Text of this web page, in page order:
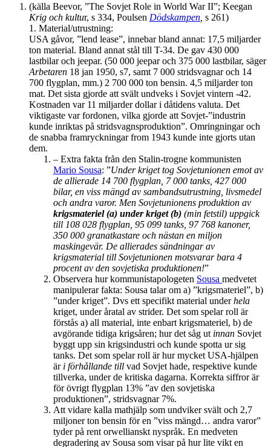
(källa Beevor, ”The Sovjet Role in World War II”; Keegan
Krig och kultur, s 334, Poulsen Dödskampen s 261)
1. Material/utrustning:
USA gåvor, ”lend lease”, innebar bland annat: 17,5 miljarder
ton material. Bland annat stål till T-34. De gav 430 000
lastbilar och jeepar. (50 000 jeepar och 375 000 lastbilar, säger
Arbetaren 18 jan 1950, s7, samt 7 000 stridsvagnar och 14
700 flygplan, mm.) 2 700 000 ton bensin. 4,5 miljarder ton
mat. Det sista gjorde att svält undveks i Sovjet vintern -42.
Kostnaden var 11 miljarder dollar i dåtidens valuta. Det
viktigaste var fordonen, vilka gjorde att Sovjet-”industrin
kunde inriktas på stridsvagnsproduktion”. Omringningar och
de snabba framryckningar from 1943 kunde inte gjorts utan
dem.
– Extra fakta från den Stalin-trogne kommunisten
Mario Sousa: ”Under kriget tog Sovjetunionen emot av
de allierade 14 700 flygplan, 7 000 tanks, 427 000
bilar, en viss mängd av sambandsutrustning, livsmedel
och andra varor. Men Sovjetunionens produktion av
krigsmateriel (a) under kriget (b) (min fetstil) uppgick
till 108 028 flygplan, 95 099 tanks, 97 768 kanoner,
350 000 granatkastare och nästan en miljon
maskingevär. De allierades sändningar av
krigsmaterial till Sovjetunionen motsvarar bara 4
procent av den sovjetiska produktionen!”
Observera hur kommunistapologeten Sousa medvetet
manipulerar fakta: Sousa talar om a) ”krigsmateriel”, b)
”under kriget”. Dvs ett specifikt material underhela
kriget, under åratal av strider. Det som spelar roll är
förstås a) all material, inte enbart krigsmateriel, b) de
avgörande tidiga krigsåren; hur det såg ut innan Sovjet
byggt upp sin krigsindustri och kunde spotta ur sig
tanks. Det som spelar roll är hur mycket USA-hjälpen
äri förhållande till vad Sovjet hade, respektive kunde
tillverka, under de kritiska dagarna. Korrekta siffror är
för övrigt flygplan 13% ”av den sovjetiska
produktionen”, stridsvagnar 7%.
Att vidare kalla mathjälp som undviker svält och 2,7
miljoner ton bensin för en ”viss mängd… andra varor”
tyder på rent orwellianskt nyspråk. En medveten
degradering av Sousa som visar på hur lite vikt en